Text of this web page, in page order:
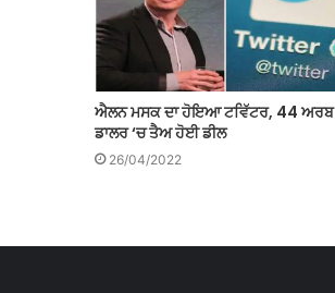
ਐਲਨ ਮਸਕ ਦਾ ਹੋਇਆ ਟਵਿੱਟਰ, 44 ਅਰਬ
ਡਾਲਰ ‘ਚ ਤੈਅ ਹੋਈ ਡੀਲ
26/04/2022